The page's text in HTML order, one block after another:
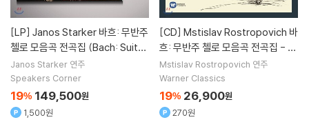
[LP]
첼로 모음곡 전곡집 (Bach: Suites
for Unaccoumpanied Cello Co
mplete)[3LP]
Janos Starker 연주
Speakers Corner
19% 149,500원
1,500원
[CD]
흐: 무반주 첼로 모음곡 전곡집 - 로
스트로포비치 (Bach: Cello Suite
s Nos. 1-6, BWV1007-1012)
Mstislav Rostropovich 연주
Warner Classics
19% 26,900원
270원